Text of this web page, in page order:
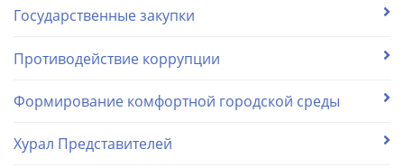
Государственные закупки
Противодействие коррупции
Формирование комфортной городской среды
Хурал Представителей